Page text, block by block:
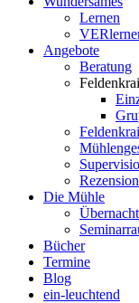
Lernen
Angebote
Beratung
Die Mühle
Bücher
Termine
Blog
ein-leuchtend